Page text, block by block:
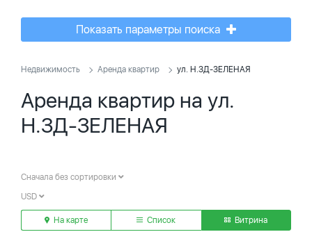
Показать параметры поиска
Недвижимость Аренда квартир ул. Н.ЗД-ЗЕЛЕНАЯ
Аренда квартир на ул.
Н.ЗД-ЗЕЛЕНАЯ
Сначала без сортировки
USD
На карте Список Витрина